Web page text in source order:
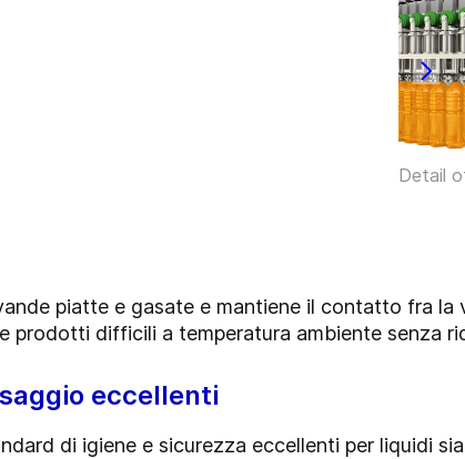
Detail
piatte e gasate e mantiene il contatto fra la
prodotti difficili a temperatura ambiente senza
eccellenti
di igiene e sicurezza eccellenti per liquidi